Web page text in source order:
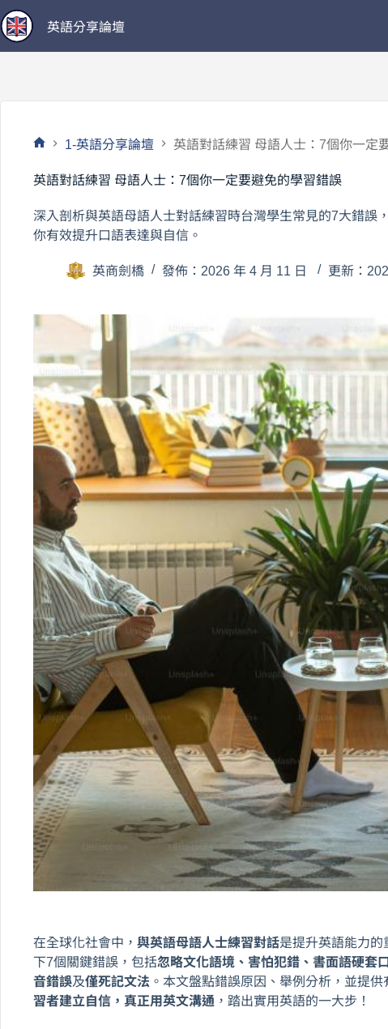
跳
至
主
英語分享論壇
頁
1-英語分享論壇 英語對話練習 母語人士：7個你一定
英語對話練習 母語人士：7個你一定要避免的學習錯誤
深入剖析與英語母語人士對話練習時台灣學生常見的7大錯誤
你有效提升口語表達與自信。
英商劍橋 發佈：2026 年 4 月 11 日 更新：
在全球化社會中， 與英語母語人士練習對話是提升英語能力
下7個關鍵錯誤，包括忽略文化語境、害怕犯錯、書面語硬套
音錯誤及僅死記文法 。本文盤點錯誤原因、舉例分析，並提
習者建立自信，真正用英文溝通 ，踏出實用英語的一大步！